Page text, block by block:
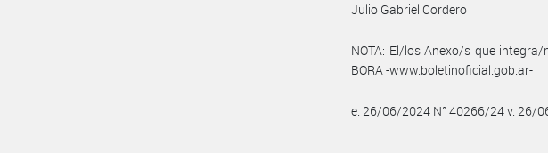
Julio Gabriel Cordero
NOTA: El/los Anexo/s que
BORA -www.boletinoficial.gob.ar-
e. 26/06/2024 N° 40266/24 v. 26/